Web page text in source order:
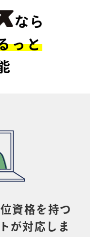
なら
っと
資格を持つ
が対応しま